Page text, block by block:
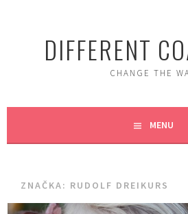
DIFFERENT
CHANGE THE
MENU
ZNAČKA: RUDOLF DREIKURS